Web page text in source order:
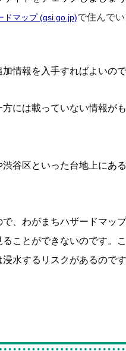
ドマップ (gsi.go.jp)で住んで
情報を入手すればよいので
には載っていない情報が
谷区といった台地上にあ
、わがまちハザードマッ
ことができないのです。
水するリスクがあるのです